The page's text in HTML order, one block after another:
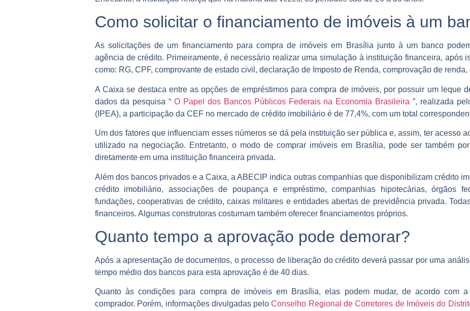
Como solicitar o financiamento de imóveis à um
As solicitações de um financiamento para compra de imóveis em Brasília junto à um banco
agência de crédito. Primeiramente, é necessário realizar uma simulação à instituição financeira, após
como: RG, CPF, comprovante de estado civil, declaração de Imposto de Renda, comprovação de renda,
A Caixa se destaca entre as opções de empréstimos para compra de imóveis, por possuir um leque
dados da pesquisa “ O Papel dos Bancos Públicos Federais na Economia Brasileira ”, realizada
(IPEA), a participação da CEF no mercado de crédito imobiliário é de 77,4%, com um total
Um dos fatores que influenciam esses números se dá pela instituição ser pública e, assim, ter acesso
utilizado na negociação. Entretanto, o modo de comprar imóveis em Brasília, pode ser também
diretamente em uma instituição financeira privada.
Além dos bancos privados e a Caixa, a ABECIP indica outras companhias que disponibilizam crédito
crédito imobiliário, associações de poupança e empréstimo, companhias hipotecárias, órgãos
fundações, cooperativas de crédito, caixas militares e entidades abertas de previdência privada.
financeiros. Algumas construtoras costumam também oferecer financiamentos próprios.
Quanto tempo a aprovação pode demorar?
Após a apresentação de documentos, o processo de liberação do crédito deverá passar por uma
tempo médio dos bancos para esta aprovação é de 40 dias.
Quanto às condições para compra de imóveis em Brasília, elas podem mudar, de acordo com
comprador. Porém, informações divulgadas peloConselho Regional de Corretores de Imóveis do